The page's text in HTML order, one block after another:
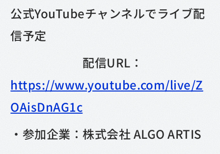
公式YouTubeチャンネルでライブ配
信予定
配信URL：
https://www.youtube.com/live/Z
OAisDnAG1c
・参加企業：株式会社 ALGO ARTIS